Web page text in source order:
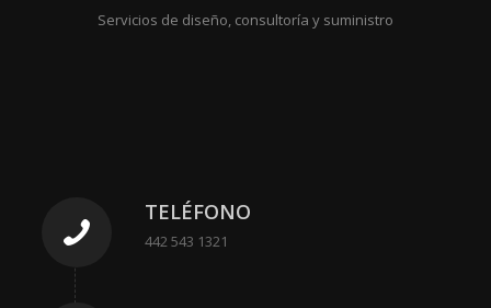
Servicios de diseño, consultoría y suministro
TELÉFONO
442 543 1321